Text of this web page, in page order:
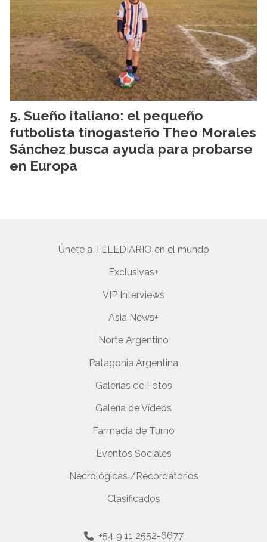
Sueño italiano: el pequeño
futbolista tinogasteño Theo Morales
Sánchez busca ayuda para probarse
en Europa
Únete a TELEDIARIO en el mundo
Exclusivas+
VIP Interviews
Asia News+
Norte Argentino
Patagonia Argentina
Galerías de Fotos
Galería de Vídeos
Farmacia de Turno
Eventos Sociales
Necrológicas /Recordatorios
Clasificados
+54 9 11 2552-6677